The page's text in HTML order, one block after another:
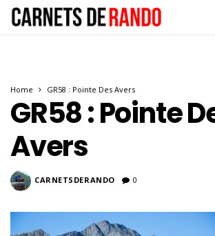
Home GR58 : Pointe Des Avers
GR58 : Pointe
Avers
CARNETSDERANDO 0